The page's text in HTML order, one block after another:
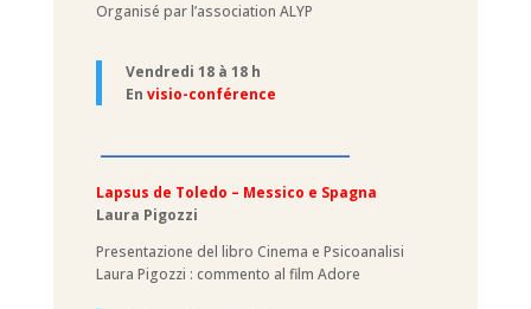
Organisé par l’association ALYP
Vendredi 18 à 18 h
En visio-conférence
–––––––––––––––––––––
Lapsus de Toledo – Messico e Spagna
Laura Pigozzi
Presentazione del libro Cinema e Psicoanalisi
Laura Pigozzi : commento al film Adore